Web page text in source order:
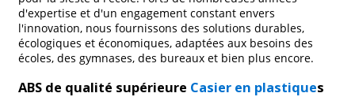
d'expertise et d'un engagement constant envers
l'innovation, nous fournissons des solutions durables,
écologiques et économiques, adaptées aux besoins des
écoles, des gymnases, des bureaux et bien plus encore.
ABS de qualité supérieure Casier en plastiques